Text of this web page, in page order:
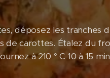
déposez les tranches
de carottes. Étalez du
à 210 ° C 10 à 15